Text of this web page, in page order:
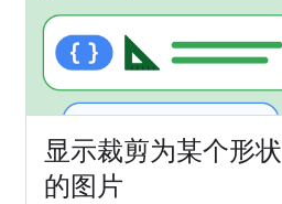
显示裁剪为某个形状
的图片